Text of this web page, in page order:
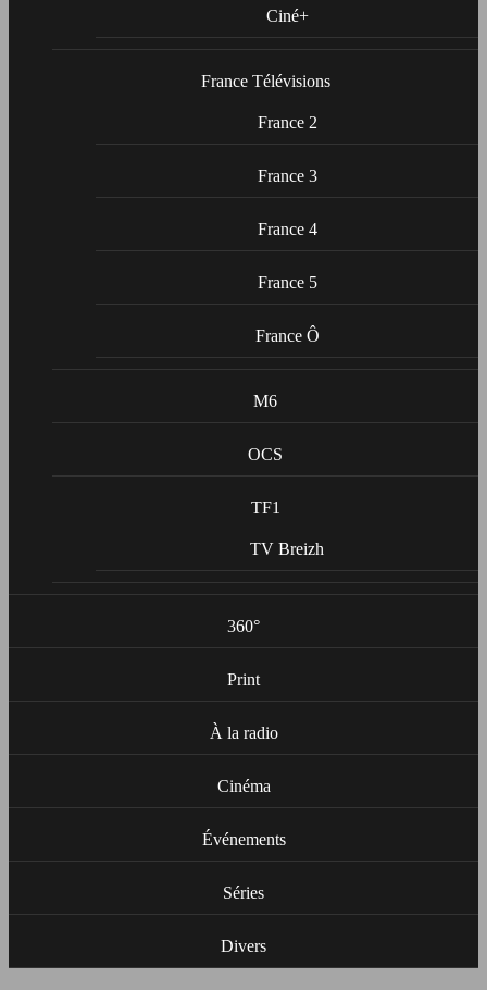
Ciné+
France Télévisions
France 2
France 3
France 4
France 5
France Ô
M6
OCS
TF1
TV Breizh
360°
Print
À la radio
Cinéma
Événements
Séries
Divers